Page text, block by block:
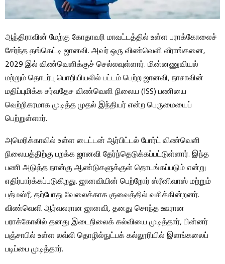
ஆந்திராவின் மேற்கு கோதாவரி மாவட்டத்தில் உள்ள பராக்கோலைச்
சேர்ந்த தங்கெட்டி ஜானவி. அவர் ஒரு விண்வெளி வீராங்கனை,
2029 இல் விண்வெளிக்குச் செல்லவுள்ளார். மின்னணுவியல்
மற்றும் தொடர்பு பொறியியலில் பட்டம் பெற்ற ஜானவி, நாசாவின்
மதிப்புமிக்க சர்வதேச விண்வெளி நிலைய (ISS) பணியை
வெற்றிகரமாக முடித்த முதல் இந்தியர் என்ற பெருமையைப்
பெற்றுள்ளார்.
அமெரிக்காவில் உள்ள டைட்டன் ஆர்பிட்டல் போர்ட் விண்வெளி
நிலையத்திற்கு பறக்க ஜானவி தேர்ந்தெடுக்கப்பட்டுள்ளார். இந்த
பணி அடுத்த நான்கு ஆண்டுகளுக்குள் தொடங்கப்படும் என்று
எதிர்பார்க்கப்படுகிறது. ஜானவியின் பெற்றோர் ஸ்ரீனிவாஸ் மற்றும்
பத்மஸ்ரீ, தற்போது வேலைக்காக குவைத்தில் வசிக்கின்றனர்.
விண்வெளி ஆர்வலரான ஜானவி, தனது சொந்த ஊரான
பராக்கோலில் தனது இடைநிலைக் கல்வியை முடித்தார், பின்னர்
பஞ்சாபில் உள்ள லவ்லி தொழில்நுட்பக் கல்லூரியில் இளங்கலைப்
படிப்பை முடித்தார்.